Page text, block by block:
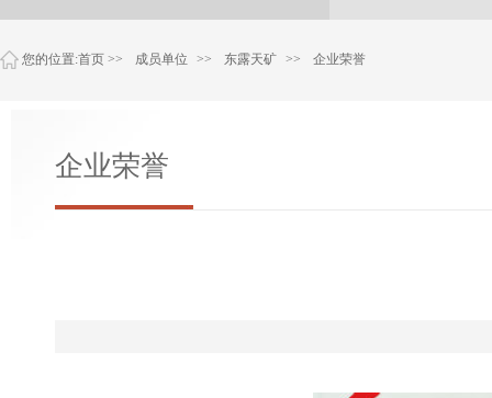
您的位置:首页 >> 成员单位 >> 东露天矿 >> 企业荣誉
企业荣誉